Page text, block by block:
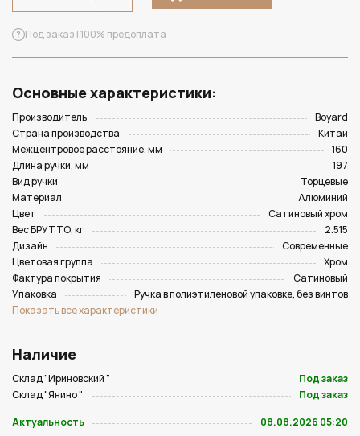
Под заказ | 100% предоплата
Основные характеристики:
Производитель
Boyard
Страна производства
Китай
Межцентровое расстояние, мм
160
Длина ручки, мм
197
Вид ручки
Торцевые
Материал
Алюминий
Цвет
Сатиновый хром
Вес БРУТТО, кг
2.515
Дизайн
Современные
Цветовая группа
Хром
Фактура покрытия
Сатиновый
Упаковка
Ручка в полиэтиленовой упаковке, без винтов
Показать все характеристики
Наличие
Склад "Ириновский "
Под заказ
Склад "Янино "
Под заказ
Актуальность
08.08.2026 05:20